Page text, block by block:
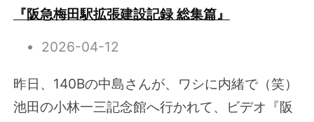
『阪急梅田駅拡張建設記録 総集篇』
2026-04-12
昨日、140Bの中島さんが、ワシに内緒で（笑）
池田の小林一三記念館へ行かれて、ビデオ『阪